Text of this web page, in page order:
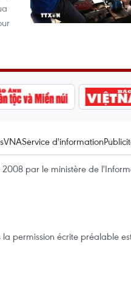
VNAService d'information
2008 par le ministère de
permission écrite préalable